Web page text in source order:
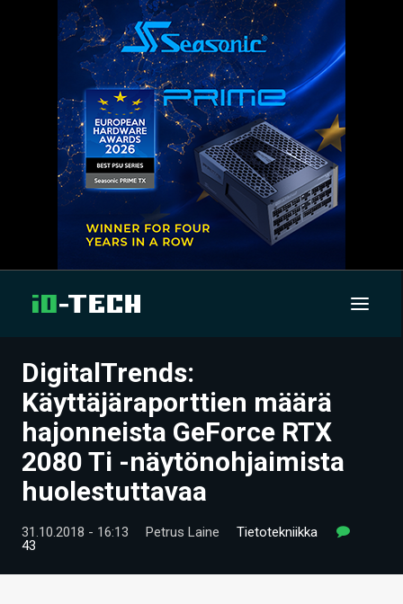
UUTISET
ARTIKKELIT
VIDEOT
TECHBBS
TIETOA
HINTA.FI
DigitalTrends:
Käyttäjäraporttien määrä
hajonneista GeForce RTX
2080 Ti -näytönohjaimista
huolestuttavaa
31.10.2018 - 16:13 Petrus Laine
Tietotekniikka
43